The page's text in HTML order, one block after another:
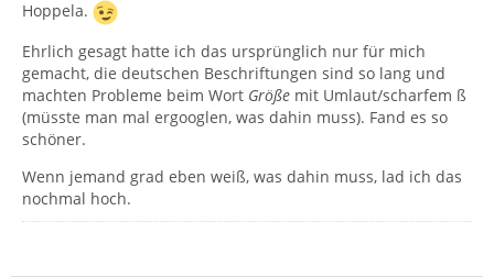
Hoppela.
Ehrlich gesagt hatte ich das ursprünglich nur für mich
gemacht, die deutschen Beschriftungen sind so lang und
machten Probleme beim Wort Größe mit Umlaut/scharfem ß
(müsste man mal ergooglen, was dahin muss). Fand es so
schöner.
Wenn jemand grad eben weiß, was dahin muss, lad ich das
nochmal hoch.